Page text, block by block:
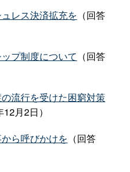
レス決済拡充を （回答
プ制度について （回答
流行を受けた困窮対策
月2日）
ら呼びかけを （回答